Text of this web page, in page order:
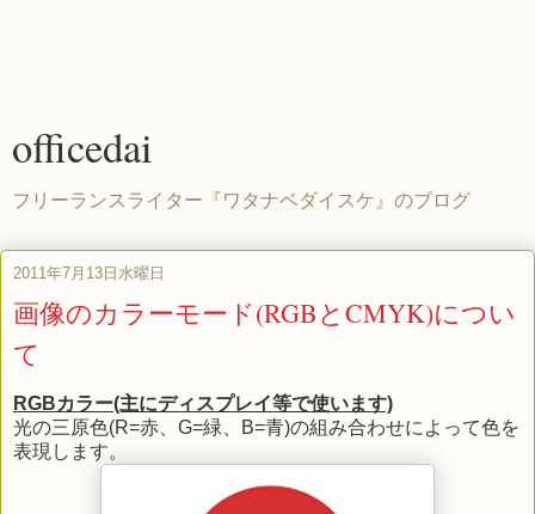
officedai
フリーランスライター『ワタナベダイスケ』のブログ
2011年7月13日水曜日
画像のカラーモード(RGBとCMYK)につい
て
RGBカラー(主にディスプレイ等で使います)
光の三原色(R=赤、G=緑、B=青)の組み合わせによって色を
表現します。